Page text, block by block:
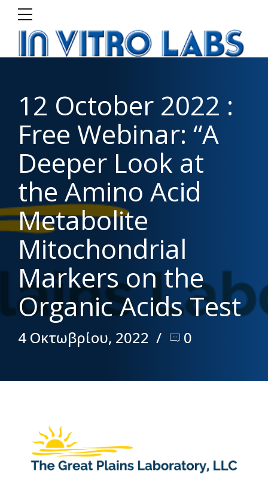
12 October 2022 :
Free Webinar: “A
Deeper Look at
the Amino Acid
Metabolite
Mitochondrial
Markers on the
Organic Acids Test
4 Οκτωβρίου, 2022 0